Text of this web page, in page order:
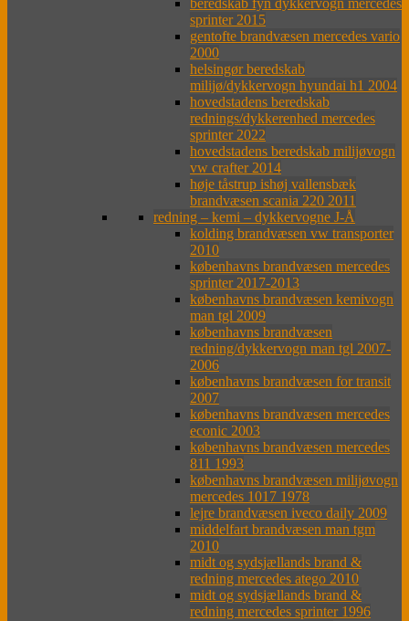
beredskab fyn dykkervogn mercedes
sprinter 2015
gentofte brandvæsen mercedes vario
2000
helsingør beredskab
milijø/dykkervogn hyundai h1 2004
hovedstadens beredskab
rednings/dykkerenhed mercedes
sprinter 2022
hovedstadens beredskab milijøvogn
vw crafter 2014
høje tåstrup ishøj vallensbæk
brandvæsen scania 220 2011
redning – kemi – dykkervogne J-Å
kolding brandvæsen vw transporter
2010
københavns brandvæsen mercedes
sprinter 2017-2013
københavns brandvæsen kemivogn
man tgl 2009
københavns brandvæsen
redning/dykkervogn man tgl 2007-
2006
københavns brandvæsen for transit
2007
københavns brandvæsen mercedes
econic 2003
københavns brandvæsen mercedes
811 1993
københavns brandvæsen milijøvogn
mercedes 1017 1978
lejre brandvæsen iveco daily 2009
middelfart brandvæsen man tgm
2010
midt og sydsjællands brand &
redning mercedes atego 2010
midt og sydsjællands brand &
redning mercedes sprinter 1996